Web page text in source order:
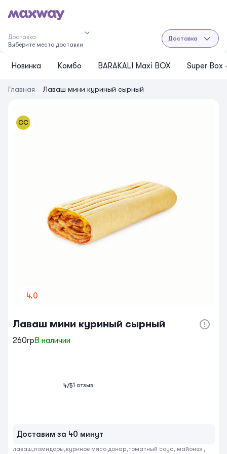
Доставка
Выберите место доставки
Доставка
Новинка Комбо BARAKALI Maxi BOX Super
Главная Лаваш мини куриный сырный
4.0
СС
Лаваш мини куриный сырный
260гр В наличии
4/51 отзыв
Доставим за 40 минут
лаваш,помидоры,куриное мясо донар,томатный соус, майонез ,